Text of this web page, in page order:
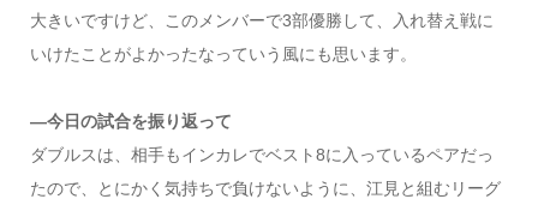
大きいですけど、このメンバーで3部優勝して、入れ替え戦に
いけたことがよかったなっていう風にも思います。
―今日の試合を振り返って
ダブルスは、相手もインカレでベスト8に入っているペアだっ
たので、とにかく気持ちで負けないように、江見と組むリーグ